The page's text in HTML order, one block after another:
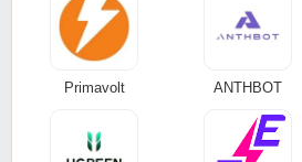
Primavolt ANTHBOT